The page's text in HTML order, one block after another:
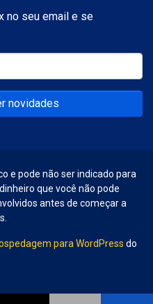
no seu email e se
novidades
e pode não ser indicado para
que você não pode
antes de começar a
para WordPress do